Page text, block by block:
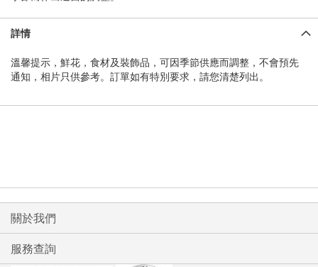
詳情
溫馨提示，鮮花，食材及裝飾品，可因季節供應而調整，不會預先
通知，相片只供參考。訂單如有特別要求，請您清楚列出。
關於我們
服務查詢